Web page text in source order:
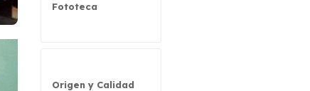
Fototeca
Origen y Calidad